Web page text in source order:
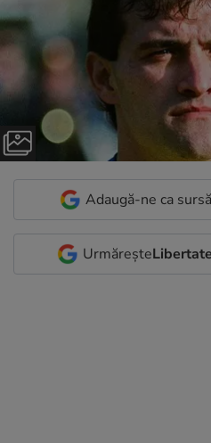
Adaugă-ne ca
Urmărește